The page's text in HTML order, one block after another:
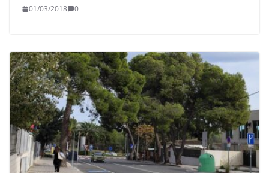
01/03/2018 0